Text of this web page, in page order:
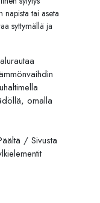
napista tai aseta
syttymällä ja
omalla
/ Sivusta